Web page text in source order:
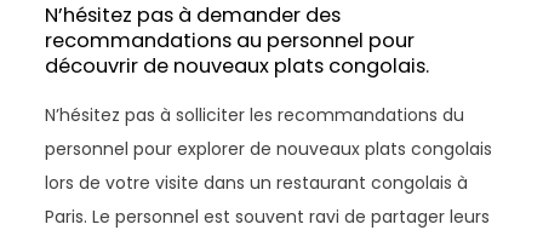
N’hésitez pas à demander des
recommandations au personnel pour
découvrir de nouveaux plats congolais.
N’hésitez pas à solliciter les recommandations du
personnel pour explorer de nouveaux plats congolais
lors de votre visite dans un restaurant congolais à
Paris. Le personnel est souvent ravi de partager leurs